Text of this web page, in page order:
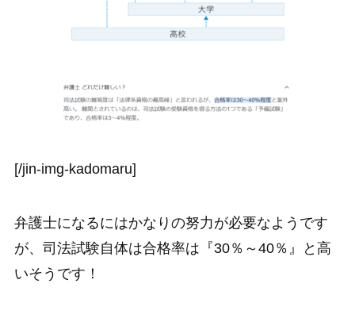
[/jin-img-kadomaru]
弁護士になるにはかなりの努力が必要なようです
が、司法試験自体は合格率は『30％～40％』と高
いそうです！